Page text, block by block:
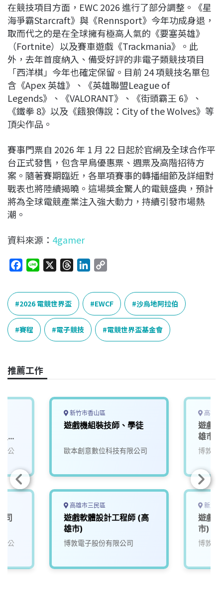
在競技項目方面，EWC 2026 進行了部分調整。《星
海爭霸Starcraft》與《Rennsport》今年功成身退，
取而代之的是在全球擁有極高人氣的《要塞英雄》
（Fortnite）以及賽車遊戲《Trackmania》。此
外，去年首度納入、備受好評的非電子類競技項目
「西洋棋」今年也確定保留。目前 24 項競技名單包
含《Apex 英雄》、《英雄聯盟League of
Legends》、《VALORANT》、《街頭霸王 6》、
《鐵拳 8》以及《餓狼傳說：City of the Wolves》等
頂尖作品。
賽事門票自 2026 年 1 月 22 日起於官網及全球合作平
台正式發售，包含早鳥優惠票、週票及高階招待方
案。隨著賽期臨近，各單項賽事的轉播細節及詳細對
戰表也將陸續揭曉。這場獎金驚人的電競盛典，預計
將為全球電競產業注入強大動力，持續引發市場熱
潮。
資料來源： 4gamer
c
e
b
o
o
n
e
r
a
d
s
n
k
e
d
p
y
L
i
n
2026 電競世界盃 EWCF 沙烏地阿拉伯
賽程 電子競技 電競世界盃基金會
推薦工作
知
公
司
公
新竹市香山區
遊戲機組裝技師、學徒
歐本創意數位科技有限公司
高雄市三民區
遊戲軟體設計工程師 (高
雄市)
博敦電子股份有限公司
高雄
遊戲
雄市)
博敦電
新北
遊戲
市)
博敦電